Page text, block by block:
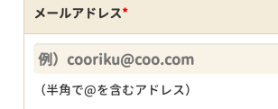
メールアドレス*
（半角で@を含むアドレス）